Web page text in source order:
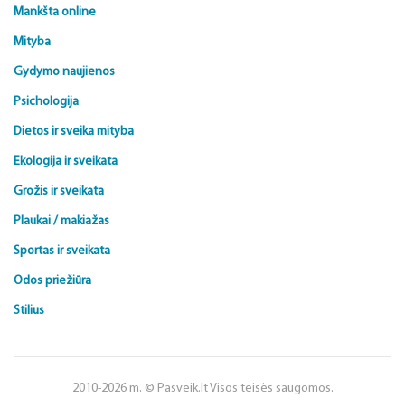
Mankšta online
Mityba
Gydymo naujienos
Psichologija
Dietos ir sveika mityba
Ekologija ir sveikata
Grožis ir sveikata
Plaukai / makiažas
Sportas ir sveikata
Odos priežiūra
Stilius
2010-2026 m. © Pasveik.lt Visos teisės saugomos.